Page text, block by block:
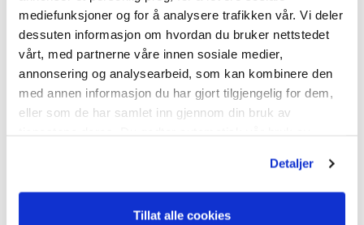
mediefunksjoner og for å analysere trafikken vår. Vi deler
dessuten informasjon om hvordan du bruker nettstedet
vårt, med partnerne våre innen sosiale medier,
annonsering og analysearbeid, som kan kombinere den
med annen informasjon du har gjort tilgjengelig for dem,
eller som de har samlet inn gjennom din bruk av
Detaljer
Tillat alle cookies
leverandør. Når vi starter produksjonen på Middelthunet,
kommer vi til å benytte kjerneteamet fra boligprosjektet
Tiedemannsfabrikken, for å sikre at vi har den beste
kompetansen og våre mest erfarne medarbeidere på plass fra
deg én, sier Roll.
Nytt system for oppvarming
nyutviklet tre-rørs system hvor varmt tappevann varmeveksles
hver leilighet.